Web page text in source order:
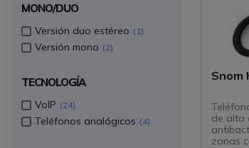
Snom
de alta
zonas
MONO/DUO
Versión duo estéreo 1
Versión mono 2
TECNOLOGÍA
VoIP 24
Teléfonos analógicos 4